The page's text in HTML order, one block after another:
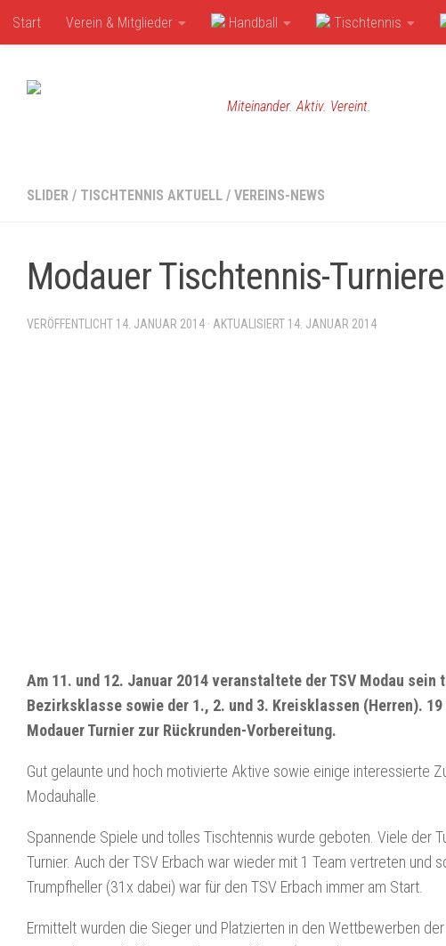
Zum Inhalt springen
Start Verein & Mitglieder Handball Tischtennis
Miteinander. Aktiv. Vereint.
SLIDER / TISCHTENNIS AKTUELL / VEREINS-NEWS
Modauer Tischtennis-
VERÖFFENTLICHT 14. JANUAR 2014 · AKTUALISIERT 14. JANUAR 2014
Am 11. und 12. Januar 2014 veranstaltete der TSV Modau
Bezirksklasse sowie der 1., 2. und 3. Kreisklassen (Herren).
Modauer Turnier zur Rückrunden-Vorbereitung.
Gut gelaunte und hoch motivierte Aktive sowie einige interessierte
Modauhalle.
Spannende Spiele und tolles Tischtennis wurde geboten. Viele der
Turnier. Auch der TSV Erbach war wieder mit 1 Team vertreten und
Trumpfheller (31x dabei) war für den TSV Erbach immer am Start.
Ermittelt wurden die Sieger und Platzierten in den Wettbewerben